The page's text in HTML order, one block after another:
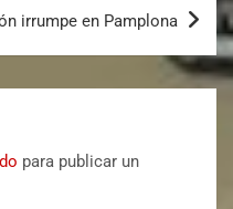
irrumpe en Pamplona
para publicar un